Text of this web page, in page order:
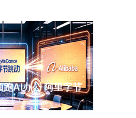
AI办公 阿里字节